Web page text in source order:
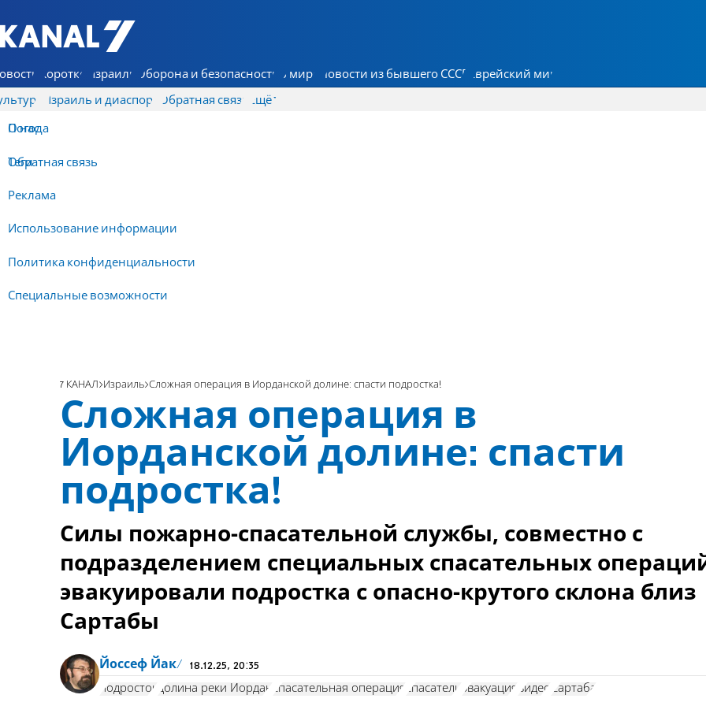
7 КАНАЛ - Аруц Шева
Коротко Израиль Оборона и безопасность В мире Новости из бывшего СССР Еврейский мир
Израиль и диаспора Обратная связь
О нас
Обратная связь
Реклама
Использование информации
Политика конфиденциальности
Специальные возможности
Ещё
Погода
Теги
7 КАНАЛ Израиль Сложная операция в Иорданской долине: спасти подростка!
Сложная операция в
Иорданской долине: спасти
подростка!
Силы пожарно-спасательной службы, совместно с
подразделением специальных спасательных
эвакуировали подростка с опасно-крутого склона близ
Сартабы
Йоссеф Йак 18.12.25, 20:35
подросток долина реки Иордан спасательная операция спасатели эвакуация видео Сартаба